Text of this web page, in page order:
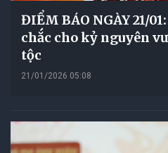
ĐIỂM BÁO NGÀY 21/
chắc cho kỷ nguyên
tộc
21/01/2026 05:08